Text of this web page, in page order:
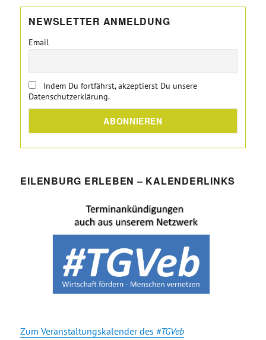
NEWSLETTER ANMELDUNG
Email
Indem Du fortfährst, akzeptierst Du unsere
Datenschutzerklärung.
EILENBURG ERLEBEN – KALENDERLINKS
Zum Veranstaltungskalender des #TGVeb